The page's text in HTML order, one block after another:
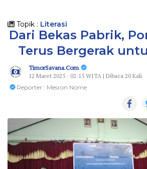
Topik : Literasi
Dari Bekas Pabrik,
Terus Bergerak
TimorSavana.Com
12 Maret 2025 : 02:15 WITA | Dibaca 20 Kali
Reporter : Mesron Nome